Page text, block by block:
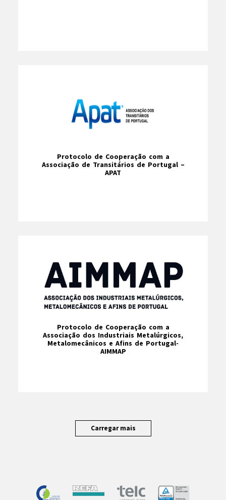
Protocolo de Cooperação com a
Associação de Transitários de Portugal –
APAT
Protocolo de Cooperação com a
Associação dos Industriais Metalúrgicos,
Metalomecânicos e Afins de Portugal-
AIMMAP
Carregar mais